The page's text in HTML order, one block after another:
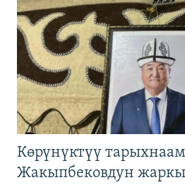
Көрүнүктүү
Жакыпбековдун